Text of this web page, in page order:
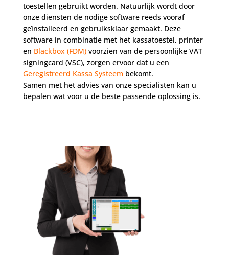
toestellen gebruikt worden. Natuurlijk wordt door
onze diensten de nodige software reeds vooraf
geïnstalleerd en gebruiksklaar gemaakt. Deze
software in combinatie met het kassatoestel, printer
en Blackbox (FDM)voorzien van de persoonlijke VAT
signingcard (VSC), zorgen ervoor dat u een
Geregistreerd Kassa Systeem bekomt.
Samen met het advies van onze specialisten kan u
bepalen wat voor u de beste passende oplossing is.